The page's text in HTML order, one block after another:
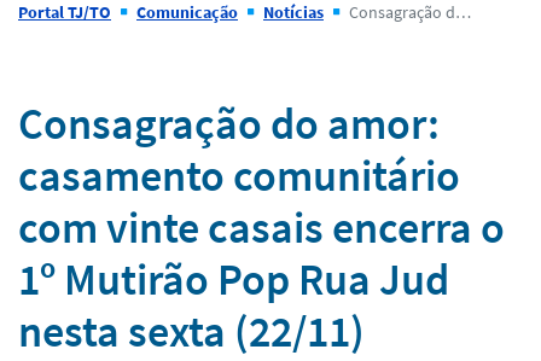
Portal TJ/TO Comunicação Notícias Consagração do amor: casamento comunitário com vinte casais encerra o 1º Mutirão Pop Rua Jud nesta sexta (22/11)
Notícias
Consagração do amor:
casamento comunitário
com vinte casais encerra o
1º Mutirão Pop Rua Jud
nesta sexta (22/11)